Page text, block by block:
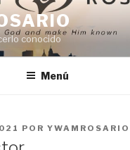
conocido
Menú
POR YWAMROSARIO